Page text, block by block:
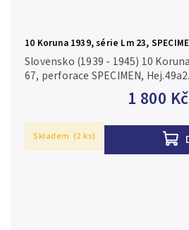
10 Koruna 1939, série Lm 23,
1 800 Kč
Slovensko (1939 - 1945) 10
67, perforace SPECIMEN,
Skladem (2 ks)